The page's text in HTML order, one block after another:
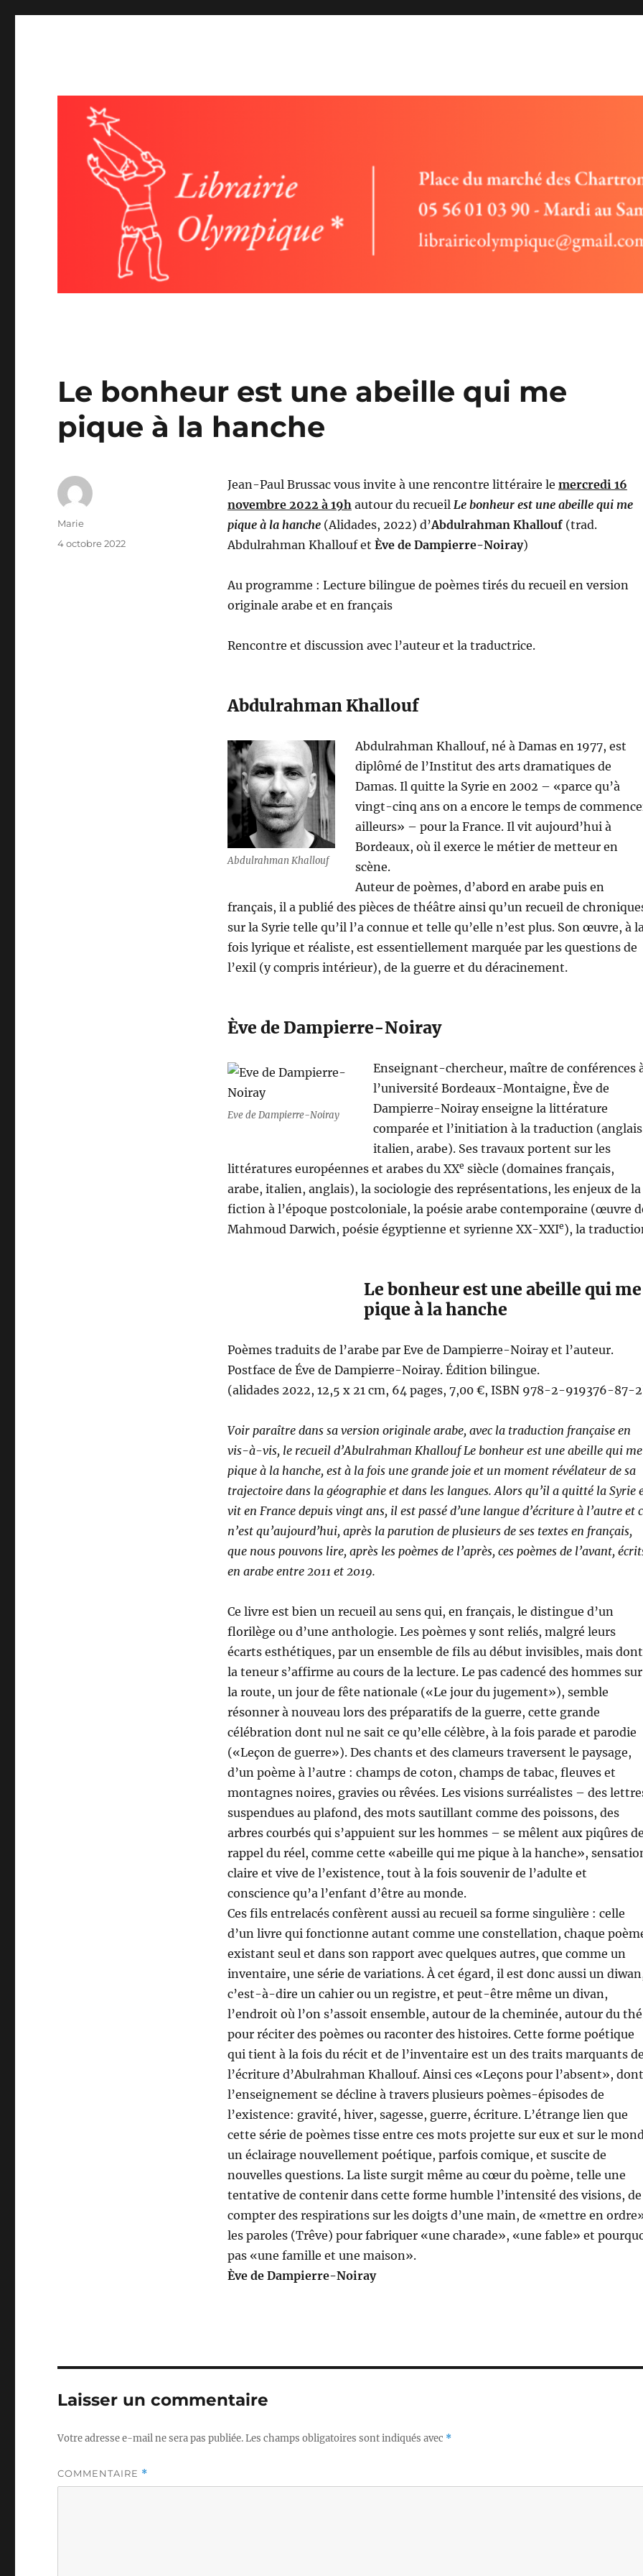
Le bonheur est une abeille qui me
pique à la hanche
Jean-Paul Brussac vous invite à une rencontre littéraire le mercredi 16
novembre 2022 à 19hautour du recueil Le bonheur est une abeille qui me
pique à la hanche (Alidades, 2022) d’Abdulrahman Khallouf(trad.
Abdulrahman Khallouf et Ève de Dampierre-Noiray)
Au programme : Lecture bilingue de poèmes tirés du recueil en version
originale arabe et en français
Rencontre et discussion avec l’auteur et la traductrice.
Abdulrahman Khallouf
Abdulrahman Khallouf
Abdulrahman Khallouf, né à Damas en 1977, est
diplômé de l’Institut des arts dramatiques de
Damas. Il quitte la Syrie en 2002 – «parce qu’à
vingt-cinq ans on a encore le temps de
ailleurs» – pour la France. Il vit aujourd’hui à
Bordeaux, où il exerce le métier de metteur en
scène.
Auteur de poèmes, d’abord en arabe puis en
français, il a publié des pièces de théâtre ainsi qu’un recueil de
sur la Syrie telle qu’il l’a connue et telle qu’elle n’est plus. Son œuvre, à
fois lyrique et réaliste, est essentiellement marquée par les questions de
l’exil (y compris intérieur), de la guerre et du déracinement.
Ève de Dampierre-Noiray
Eve de Dampierre-Noiray
Enseignant-chercheur, maître de conférences
l’université Bordeaux-Montaigne, Ève de
Dampierre-Noiray enseigne la littérature
comparée et l’initiation à la traduction
italien, arabe). Ses travaux portent sur les
littératures européennes et arabes du XXe siècle (domaines français,
arabe, italien, anglais), la sociologie des représentations, les enjeux de la
fiction à l’époque postcoloniale, la poésie arabe contemporaine (œuvre
Mahmoud Darwich, poésie égyptienne et syrienne XX-XXIe), la
Le bonheur est une abeille qui me
pique à la hanche
Poèmes traduits de l’arabe par Eve de Dampierre-Noiray et l’auteur.
Postface de Éve de Dampierre-Noiray. Édition bilingue.
(alidades 2022, 12,5 x 21 cm, 64 pages, 7,00 €, ISBN 978-2-919376-87-
Voir paraître dans sa version originale arabe, avec la traduction française en
vis-à-vis, le recueil d’Abulrahman Khallouf Le bonheur est une abeille qui me
pique à la hanche, est à la fois une grande joie et un moment révélateur de sa
trajectoire dans la géographie et dans les langues. Alors qu’il a quitté la Syrie
vit en France depuis vingt ans, il est passé d’une langue d’écriture à l’autre et
n’est qu’aujourd’hui, après la parution de plusieurs de ses textes en français,
que nous pouvons lire, après les poèmes de l’après, ces poèmes de l’avant,
en arabe entre 2011 et 2019.
Ce livre est bien un recueil au sens qui, en français, le distingue d’un
florilège ou d’une anthologie. Les poèmes y sont reliés, malgré leurs
écarts esthétiques, par un ensemble de fils au début invisibles, mais dont
la teneur s’affirme au cours de la lecture. Le pas cadencé des hommes sur
la route, un jour de fête nationale («Le jour du jugement»), semble
résonner à nouveau lors des préparatifs de la guerre, cette grande
célébration dont nul ne sait ce qu’elle célèbre, à la fois parade et parodie
(«Leçon de guerre»). Des chants et des clameurs traversent le paysage,
d’un poème à l’autre : champs de coton, champs de tabac, fleuves et
montagnes noires, gravies ou rêvées. Les visions surréalistes – des
suspendues au plafond, des mots sautillant comme des poissons, des
arbres courbés qui s’appuient sur les hommes – se mêlent aux piqûres de
rappel du réel, comme cette «abeille qui me pique à la hanche»,
claire et vive de l’existence, tout à la fois souvenir de l’adulte et
conscience qu’a l’enfant d’être au monde.
Ces fils entrelacés confèrent aussi au recueil sa forme singulière : celle
d’un livre qui fonctionne autant comme une constellation, chaque
existant seul et dans son rapport avec quelques autres, que comme un
inventaire, une série de variations. À cet égard, il est donc aussi un
c’est-à-dire un cahier ou un registre, et peut-être même un divan,
l’endroit où l’on s’assoit ensemble, autour de la cheminée, autour du
pour réciter des poèmes ou raconter des histoires. Cette forme poétique
qui tient à la fois du récit et de l’inventaire est un des traits marquants de
l’écriture d’Abulrahman Khallouf. Ainsi ces «Leçons pour l’absent», dont
l’enseignement se décline à travers plusieurs poèmes-épisodes de
l’existence: gravité, hiver, sagesse, guerre, écriture. L’étrange lien que
cette série de poèmes tisse entre ces mots projette sur eux et sur le
un éclairage nouvellement poétique, parfois comique, et suscite de
nouvelles questions. La liste surgit même au cœur du poème, telle une
tentative de contenir dans cette forme humble l’intensité des visions, de
compter des respirations sur les doigts d’une main, de «mettre en
les paroles (Trêve) pour fabriquer «une charade», «une fable» et
pas «une famille et une maison».
Ève de Dampierre-Noiray
Auteur
Marie
Publié
4 octobre 2022
Laisser un commentaire
Votre adresse e-mail ne sera pas publiée.Les champs obligatoires sont indiqués avec *
COMMENTAIRE *